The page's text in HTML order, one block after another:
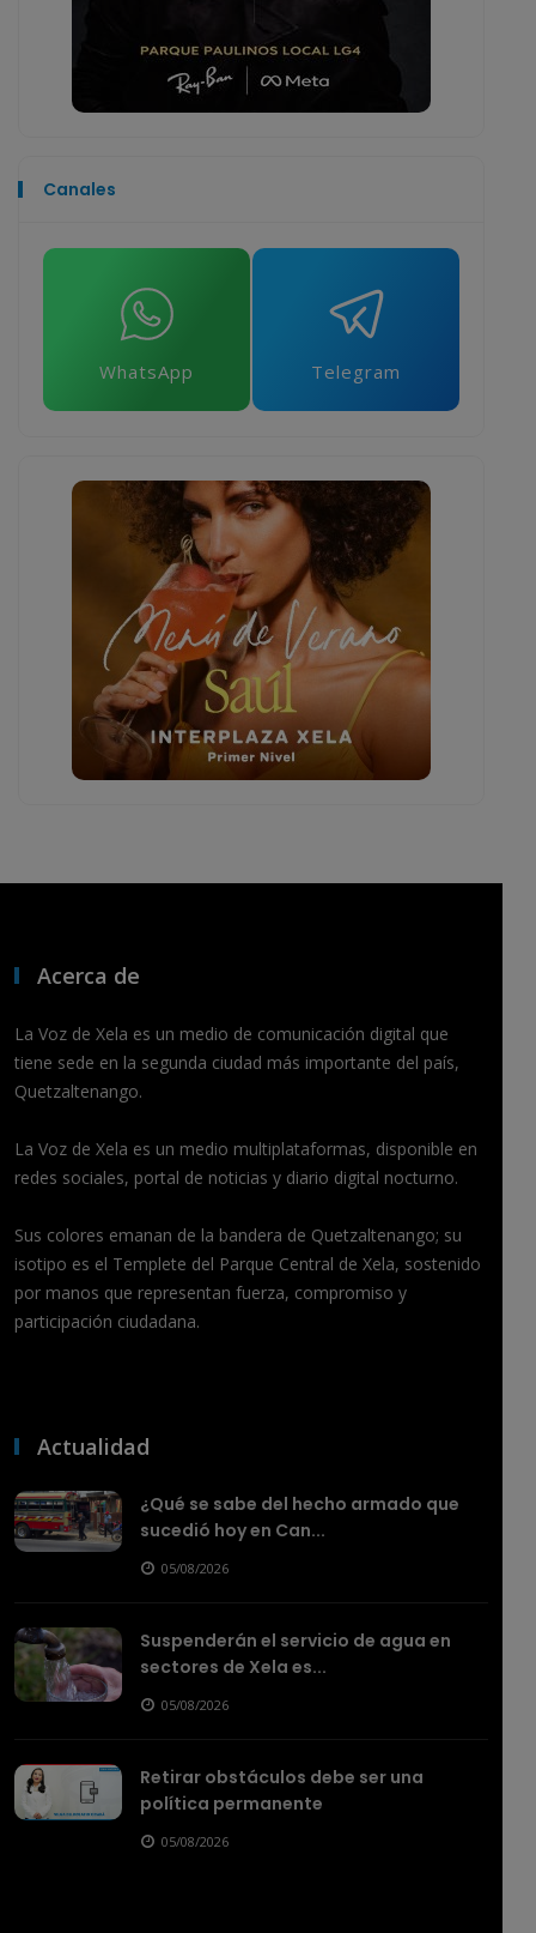
Canales
WhatsApp Telegram
Acerca de
La Voz de Xela es un medio de comunicación digital que
tiene sede en la segunda ciudad más importante del país,
Quetzaltenango.
La Voz de Xela es un medio multiplataformas, disponible en
redes sociales, portal de noticias y diario digital nocturno.
Sus colores emanan de la bandera de Quetzaltenango; su
isotipo es el Templete del Parque Central de Xela, sostenido
por manos que representan fuerza, compromiso y
participación ciudadana.
Actualidad
¿Qué se sabe del hecho armado que
sucedió hoy en Can...
05/08/2026
Suspenderán el servicio de agua en
sectores de Xela es...
05/08/2026
Retirar obstáculos debe ser una
política permanente
05/08/2026